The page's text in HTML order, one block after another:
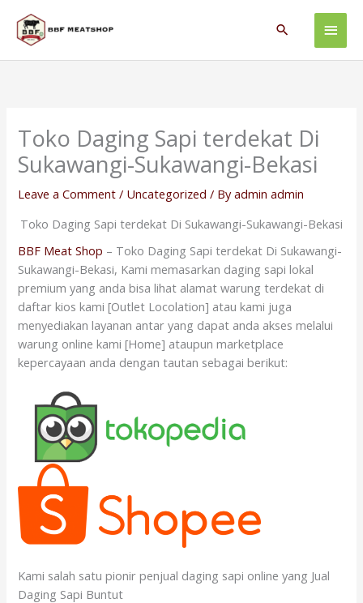
content
Main
Search
Toko Daging Sapi terdekat Di
Sukawangi-Sukawangi-Bekasi
Leave a Comment / Uncategorized / Byadmin admin
Toko Daging Sapi terdekat Di Sukawangi-Sukawangi-Bekasi
BBF Meat Shop – Toko Daging Sapi terdekat Di Sukawangi-
Sukawangi-Bekasi, Kami memasarkan daging sapi lokal
premium yang anda bisa lihat alamat warung terdekat di
daftar kios kami [Outlet Locolation] atau kami juga
menyediakan layanan antar yang dapat anda akses melalui
warung online kami [Home] ataupun marketplace
kepercayaan anda dengan tautan sebagai berikut:
Kami salah satu pionir penjual daging sapi online yang Jual
Daging Sapi Buntut